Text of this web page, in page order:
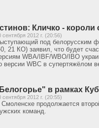
Кличко - короли
сентября 2012 г. (20:56)
под белорусским
21 КО) заявил, что будет
WBA/IBF/WBO/IBO
версии WBC в супертяжёлом
в рамках
сентября 2012 г. (20:55)
Смоленске продолжается
команд.